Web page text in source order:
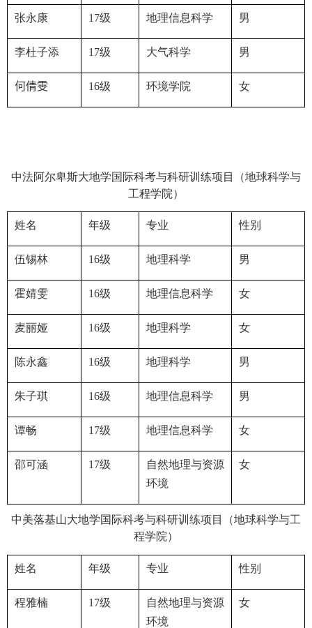
张永康 17级 地理信息科学 男
李杜子添 17级 大气科学 男
何倩雯 16级 环境学院 女
中法阿尔卑斯大地学国际科考与科研训练项目（地球科学与
工程学院）
姓名 年级 专业 性别
伍锡林 16级 地理科学 男
霍婧雯 16级 地理信息科学 女
麦丽娅 16级 地理科学 女
陈永鑫 16级 地理科学 男
朱子琪 16级 地理信息科学 男
谭畅 17级 地理信息科学 女
邵可涵 17级
自然地理与资源
环境
女
中美落基山大地学国际科考与科研训练项目（地球科学与工
程学院）
姓名 年级 专业 性别
程雅楠 17级
自然地理与资源
环境
女